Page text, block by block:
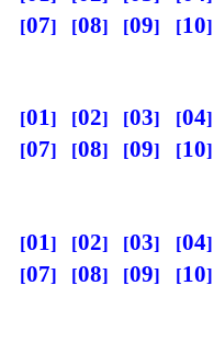
07
08 09 10
01 02 03 04
07
08 09 10
01 02 03 04
07
08 09 10